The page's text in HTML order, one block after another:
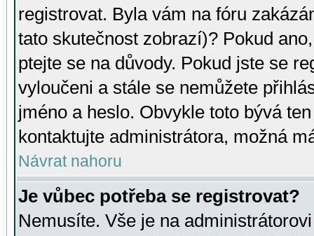
registrovat. Byla vám na fóru
tato skutečnost zobrazí)? Pokud
ptejte se na důvody. Pokud jste se
vyloučeni a stále se nemůžete
jméno a heslo. Obvykle toto bývá
kontaktujte administrátora, možná
Návrat nahoru
Je vůbec potřeba se registrovat?
Nemusíte. Vše je na